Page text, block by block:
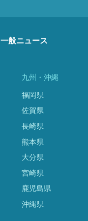
一般ニュース
九州・沖縄
福岡県
佐賀県
長崎県
熊本県
大分県
宮崎県
鹿児島県
沖縄県